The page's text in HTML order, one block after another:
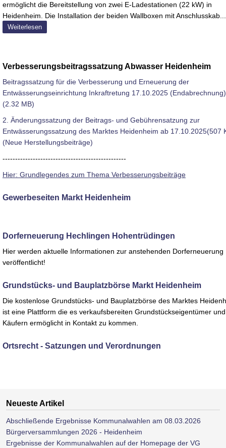
ermöglicht die Bereitstellung von zwei E-Ladestationen (22 kW) in
Heidenheim. Die Installation der beiden Wallboxen mit Anschlusskab...
Weiterlesen
Verbesserungsbeitragssatzung Abwasser Heidenheim
Beitragssatzung für die Verbesserung und Erneuerung der
Entwässerungseinrichtung Inkraftretung 17.10.2025 (Endabrechnung)
(2.32 MB)
2. Änderungssatzung der Beitrags- und Gebührensatzung zur
Entwässerungssatzung des Marktes Heidenheim ab 17.10.2025(507
(Neue Herstellungsbeiträge)
-------------------------------------------------
Hier: Grundlegendes zum Thema Verbesserungsbeiträge
Gewerbeseiten Markt Heidenheim
Dorferneuerung Hechlingen Hohentrüdingen
Hier werden aktuelle Informationen zur anstehenden Dorferneuerung
veröffentlicht!
Grundstücks- und Bauplatzbörse Markt Heidenheim
Die kostenlose Grundstücks- und Bauplatzbörse des Marktes
ist eine Plattform die es verkaufsbereiten Grundstückseigentümer und
Käufern ermöglicht in Kontakt zu kommen.
Ortsrecht - Satzungen und Verordnungen
Neueste Artikel
Abschließende Ergebnisse Kommunalwahlen am 08.03.2026
Bürgerversammlungen 2026 - Heidenheim
Ergebnisse der Kommunalwahlen auf der Homepage der VG